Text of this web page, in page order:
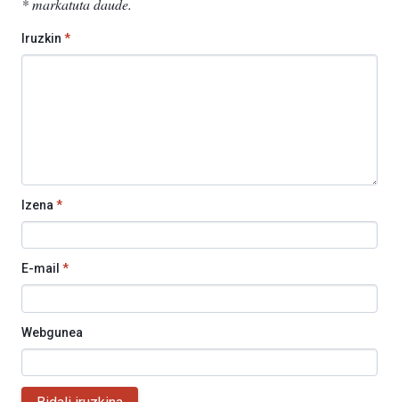
*markatuta daude.
Iruzkin *
Izena *
E-mail *
Webgunea